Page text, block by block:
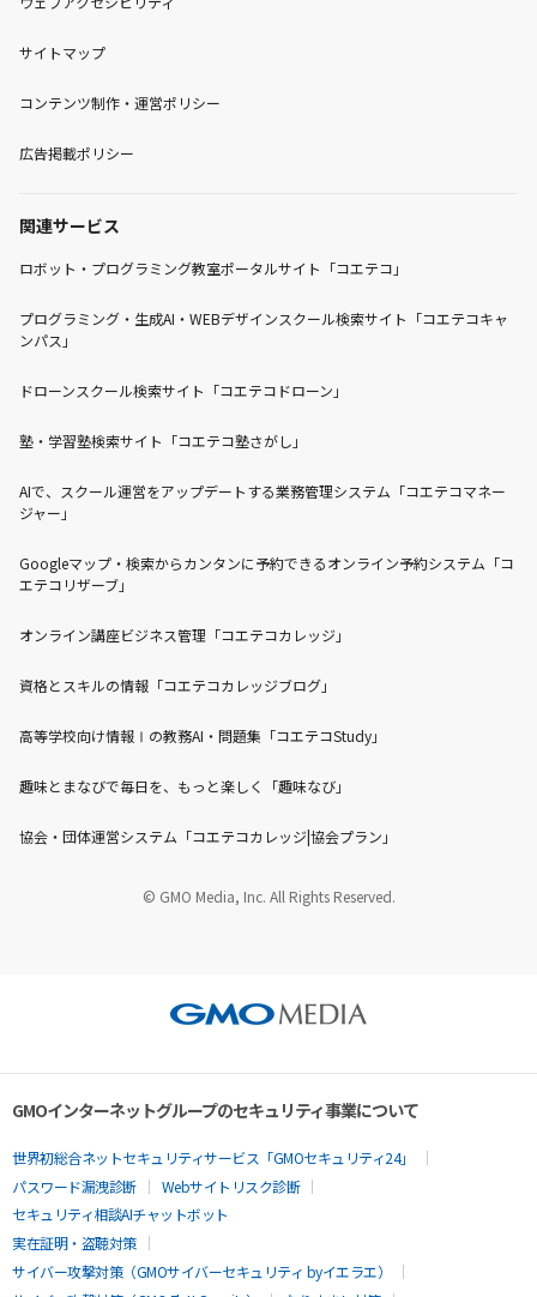
サイトマップ
コンテンツ制作・運営ポリシー
広告掲載ポリシー
関連サービス
ロボット・プログラミング教室ポータルサイト「コエテコ」
プログラミング・生成AI・WEBデザインスクール検索サイト「コエテコキャ
ンパス」
ドローンスクール検索サイト「コエテコドローン」
塾・学習塾検索サイト「コエテコ塾さがし」
AIで、スクール運営をアップデートする業務管理システム「コエテコマネー
ジャー」
Googleマップ・検索からカンタンに予約できるオンライン予約システム「コ
エテコリザーブ」
オンライン講座ビジネス管理「コエテコカレッジ」
資格とスキルの情報「コエテコカレッジブログ」
高等学校向け情報Ⅰの教務AI・問題集「コエテコStudy」
趣味とまなびで毎日を、もっと楽しく「趣味なび」
協会・団体運営システム「コエテコカレッジ|協会プラン」
© GMO Media, Inc. All Rights Reserved.
GMOインターネットグループのセキュリティ事業について
世界初総合ネットセキュリティサービス「GMOセキュリティ24」
パスワード漏洩診断
Webサイトリスク診断
セキュリティ相談AIチャットボット
実在証明・盗聴対策
サイバー攻撃対策（GMOサイバーセキュリティ byイエラエ）